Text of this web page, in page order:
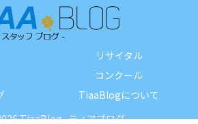
リサイタル
コンクール
TiaaBlogについて
TiaaBlog -ティアブログ-.